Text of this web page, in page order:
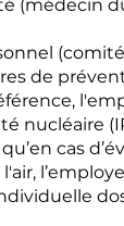
(médecin
de
nucléaire
cas
l'air,